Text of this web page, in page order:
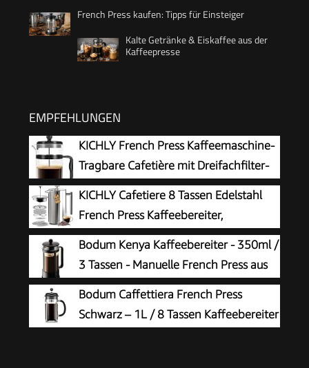
French Press kaufen: Tipps für Einsteiger
Kalte Getränke & Eiskaffee aus der
Kaffeepresse
EMPFEHLUNGEN
KICHLY French Press Kaffeemaschine-
Tragbare Cafetière mit Dreifachfilter-
Hitzebeständiges Glas mit
1000ml / 1 litre / 34Oz - Schwarz
KICHLY Cafetiere 8 Tassen Edelstahl
French Press Kaffeebereiter,
Kaffeepresse mit 3 Stufen
Filtrationssystem – Doppelwandig Isolierte
Kaffettiere mit 1 Extra Filter – 1000ml / 34oz –
Silber
Bodum Kenya Kaffeebereiter - 350ml /
3 Tassen - Manuelle French Press aus
Borosilikatglas und Edelstahl -
Spülmaschinenfest - Made in Portugal
Bodum Caffettiera French Press
Schwarz – 1L / 8 Tassen Kaffeebereiter